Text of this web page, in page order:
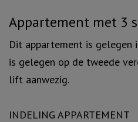
Omschrijving
Appartement met 3
Dit appartement is gelegen
is gelegen op de tweede
lift aanwezig.
INDELING APPARTEMENT